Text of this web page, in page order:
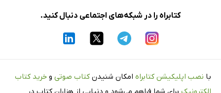
کتابراه را در شبکه‌های اجتماعی دنبال کنید.
با نصب اپلیکیشن کتابراه امکان شنیدن کتاب صوتی و خرید کتاب